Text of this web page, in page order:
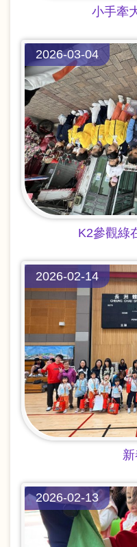
小手牽
K2參觀綠
2026-03-04
2026-02-14
2026-02-13